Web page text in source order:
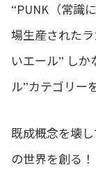
“PUNK（常識
場生産された
いエール” し
ル”カテゴリー
既成概念を壊
の世界を創る！